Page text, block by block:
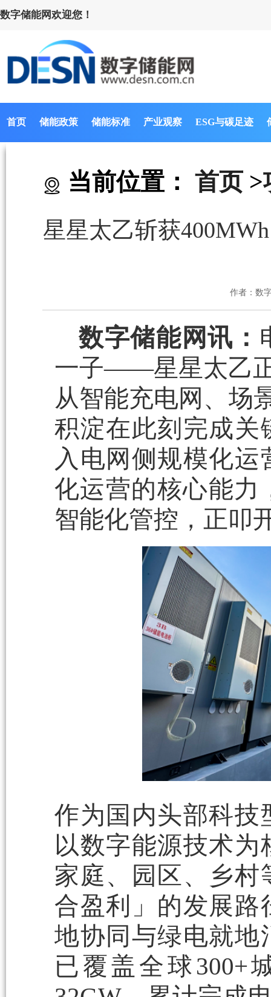
数字储能网欢迎您！
首页 储能政策 储能标准 产业观察 ESG与碳足迹
当前位置： 首页 >
星星太乙斩获
作者：数
数字储能网讯：
一子——星星太乙
从智能充电网、场
积淀在此刻完成关
入电网侧规模化
化运营的核心能力
智能化管控，正叩
作为国内头部科技
以数字能源技术
家庭、园区、乡
合盈利」的发展路
地协同与绿电就地
已覆盖全球300+